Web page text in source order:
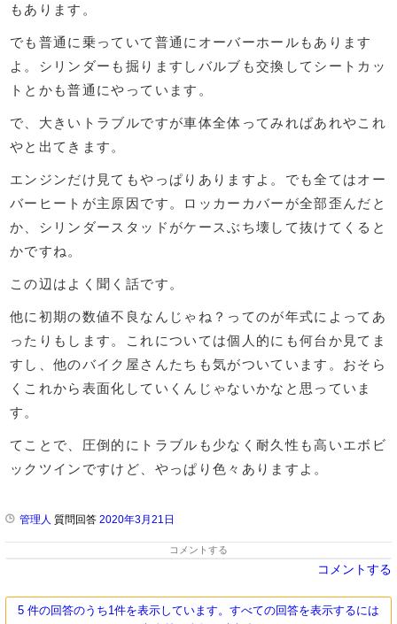
もあります。
でも普通に乗っていて普通にオーバーホールもあります
よ。シリンダーも掘りますしバルブも交換してシートカッ
トとかも普通にやっています。
で、大きいトラブルですが車体全体ってみればあれやこれ
やと出てきます。
エンジンだけ見てもやっぱりありますよ。でも全てはオー
バーヒートが主原因です。ロッカーカバーが全部歪んだと
か、シリンダースタッドがケースぶち壊して抜けてくると
かですね。
この辺はよく聞く話です。
他に初期の数値不良なんじゃね？ってのが年式によってあ
ったりもします。これについては個人的にも何台か見てま
すし、他のバイク屋さんたちも気がついています。おそら
くこれから表面化していくんじゃないかなと思っていま
す。
てことで、圧倒的にトラブルも少なく耐久性も高いエボビ
ックツインですけど、やっぱり色々ありますよ。
管理人 質問回答 2020年3月21日
コメントする
コメントする
5 件の回答のうち1件を表示しています。すべての回答を表示するには